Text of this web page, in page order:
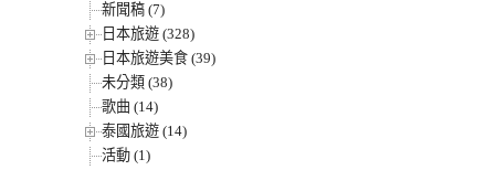
新聞稿 (7)
日本旅遊 (328)
日本旅遊美食 (39)
未分類 (38)
歌曲 (14)
泰國旅遊 (14)
活動 (1)